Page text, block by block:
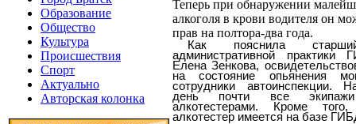
Образование
Общество
Культура
Происшествия
Спорт
Актуально
Авторская колонка
Теперь при обнаружении
алкоголя в крови водителя он
прав на полтора-два года.
Как пояснила
административной практики
Елена Зенкова,
на состояние опьянения
сотрудники автоинспекции.
день почти все экипажи
алкотестерами. Кроме того,
алкотестер имеется на базе